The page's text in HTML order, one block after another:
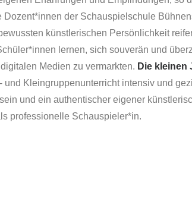
der Schauspielschule
künstlerischen Persönlichkeit
lernen, sich souverän und
Medien zu vermarkten. Die kleinen
Kleingruppenunterricht intensiv und
und ein authentischer eigener
professionelle Schauspieler*in.